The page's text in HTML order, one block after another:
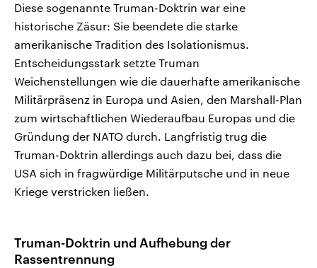
Diese sogenannte Truman-Doktrin war eine
historische Zäsur: Sie beendete die starke
amerikanische Tradition des Isolationismus.
Entscheidungsstark setzte Truman
Weichenstellungen wie die dauerhafte amerikanische
Militärpräsenz in Europa und Asien, den Marshall-Plan
zum wirtschaftlichen Wiederaufbau Europas und die
Gründung der NATO durch. Langfristig trug die
Truman-Doktrin allerdings auch dazu bei, dass die
USA sich in fragwürdige Militärputsche und in neue
Kriege verstricken ließen.
Truman-Doktrin und Aufhebung der
Rassentrennung